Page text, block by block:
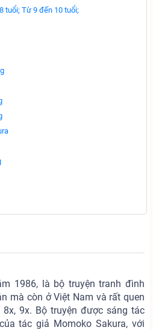
tuổi; Từ 9 đến 10 tuổi;
1986, là bộ truyện tranh đình
mà còn ở Việt Nam và rất quen
9x. Bộ truyện được sáng tác
tác giả Momoko Sakura, với